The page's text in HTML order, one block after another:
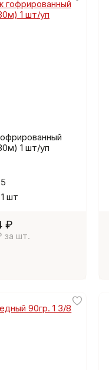
1 шт/уп
1 шт
₽
за шт.